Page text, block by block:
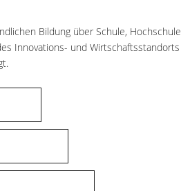
Bildung über Schule, Hochschule
Innovations- und Wirtschaftsstandorts